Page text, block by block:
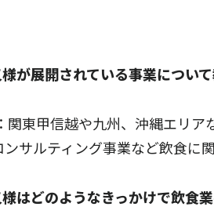
が展開されている事業について
関東甲信越や九州、沖縄エリ
サルティング事業など飲食に
はどのようなきっかけで飲食